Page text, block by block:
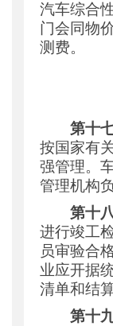
汽车综合
门会同物
测费。
第十
按国家有
强管理。
管理机构
第十
进行竣工
员审验合
业应开据
清单和结
第十